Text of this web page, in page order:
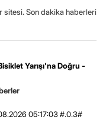
sitesi. Son dakika haberleri
Yarışı'na Doğru -
05:17:03 #.0.3#